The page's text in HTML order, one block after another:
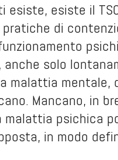
esiste, esiste il
di
anche solo
malattia
Mancano, in
psichica
in modo